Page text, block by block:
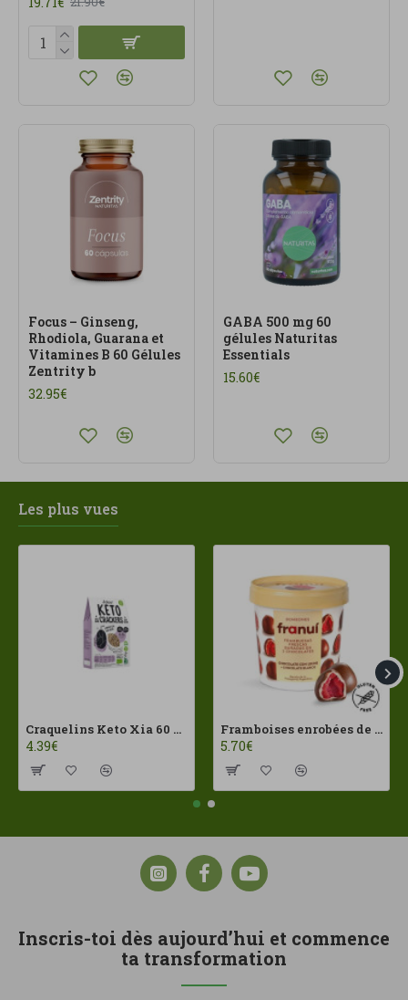
Focus – Ginseng,
Rhodiola, Guarana et
Vitamines B 60 Gélules
Zentrity b
32.95€
GABA 500 mg 60
gélules Naturitas
Essentials
15.60€
Les plus vues
Craquelins Keto Xia 60 g Joice Foods ECO
4.39€
Framboises enrobées de chocolat au lait Franui 150 g Sans gluten
5.70€
Inscris-toi dès aujourd’hui et commence
ta transformation